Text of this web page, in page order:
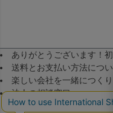
ありがとうございます！
送料とお支払い方法につ
楽しい会社を一緒につく
法人の相談窓口